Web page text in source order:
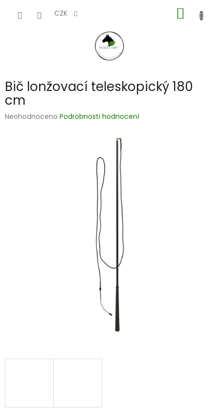
CZK
KOŠÍK
Bič lonžovací teleskopický 180
cm
Průměrné
Neohodnoceno Podrobnosti hodnocení